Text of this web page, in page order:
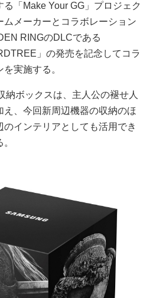
「Make Your GG」プロジェク
ムメーカーとコラボレーション
RINGのDLCである
」の発売を記念してコラ
実施する。
ボックスは、主人公の褪せ人
、今回新周辺機器の収納のほ
インテリアとしても活用でき